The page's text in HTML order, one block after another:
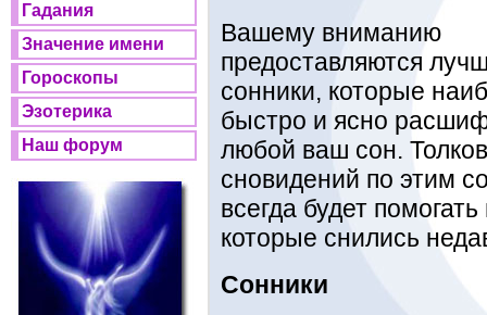
Гадания
Значение имени
Гороскопы
Эзотерика
Наш форум
Вашему вниманию
предоставляются
сонники, которые
быстро и ясно
любой ваш сон.
сновидений по этим
всегда будет
которые снились
Сонники